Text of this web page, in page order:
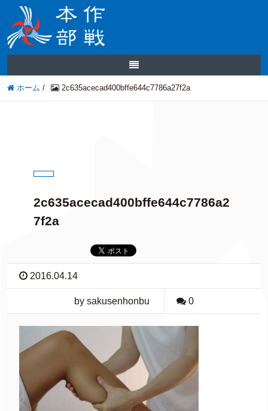
ホーム / 2c635acecad400bffe644c7786a27f2a
2c635acecad400bffe644c7786a2
7f2a
2016.04.14
by sakusenhonbu 0